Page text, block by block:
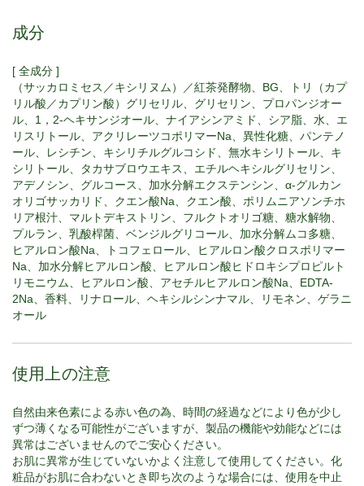
成分
[ 全成分 ]
（サッカロミセス／キシリヌム）／紅茶発酵物、BG、トリ（カプ
リル酸／カプリン酸）グリセリル、グリセリン、プロパンジオー
ル、1，2-ヘキサンジオール、ナイアシンアミド、シア脂、水、エ
リスリトール、アクリレーツコポリマーNa、異性化糖、パンテノ
ール、レシチン、キシリチルグルコシド、無水キシリトール、キ
シリトール、タカサブロウエキス、エチルヘキシルグリセリン、
アデノシン、グルコース、加水分解エクステンシン、α-グルカン
オリゴサッカリド、クエン酸Na、クエン酸、ポリムニアソンチホ
リア根汁、マルトデキストリン、フルクトオリゴ糖、糖水解物、
プルラン、乳酸桿菌、ベンジルグリコール、加水分解ムコ多糖、
ヒアルロン酸Na、トコフェロール、ヒアルロン酸クロスポリマー
Na、加水分解ヒアルロン酸、ヒアルロン酸ヒドロキシプロピルト
リモニウム、ヒアルロン酸、アセチルヒアルロン酸Na、EDTA-
2Na、香料、リナロール、ヘキシルシンナマル、リモネン、ゲラニ
オール
使用上の注意
自然由来色素による赤い色の為、時間の経過などにより色が少し
ずつ薄くなる可能性がございますが、製品の機能や効能などには
異常はございませんのでご安心ください。
お肌に異常が生じていないかよく注意して使用してください。化
粧品がお肌に合わないとき即ち次のような場合には、使用を中止